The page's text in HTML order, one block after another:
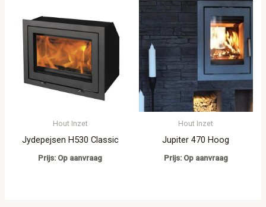
Hout Inzet
Jydepejsen H530 Classic
Prijs: Op aanvraag
Hout Inzet
Jupiter 470 Hoog
Prijs: Op aanvraag